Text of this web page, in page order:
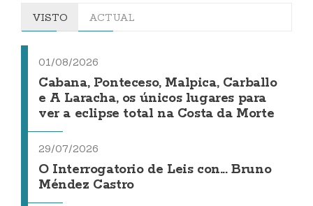
VISTO ACTUAL
01/08/2026
Cabana, Ponteceso, Malpica, Carballo
e A Laracha, os únicos lugares para
ver a eclipse total na Costa da Morte
29/07/2026
O Interrogatorio de Leis con... Bruno
Méndez Castro